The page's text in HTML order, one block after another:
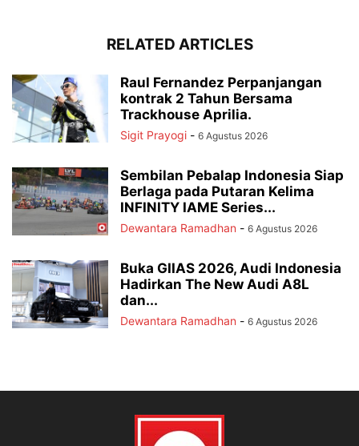
RELATED ARTICLES
Raul Fernandez Perpanjangan
kontrak 2 Tahun Bersama
Trackhouse Aprilia.
Sigit Prayogi - 6 Agustus 2026
Sembilan Pebalap Indonesia Siap
Berlaga pada Putaran Kelima
INFINITY IAME Series...
Dewantara Ramadhan - 6 Agustus 2026
Buka GIIAS 2026, Audi Indonesia
Hadirkan The New Audi A8L
dan...
Dewantara Ramadhan - 6 Agustus 2026